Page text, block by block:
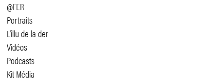
@FER
Portraits
L'illu de la der
Vidéos
Podcasts
Kit Média